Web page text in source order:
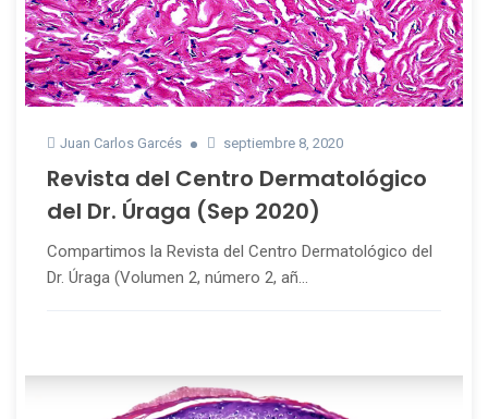
Juan Carlos Garcés septiembre 8, 2020
Revista del Centro Dermatológico
del Dr. Úraga (Sep 2020)
Compartimos la Revista del Centro Dermatológico del
Dr. Úraga (Volumen 2, número 2, añ...